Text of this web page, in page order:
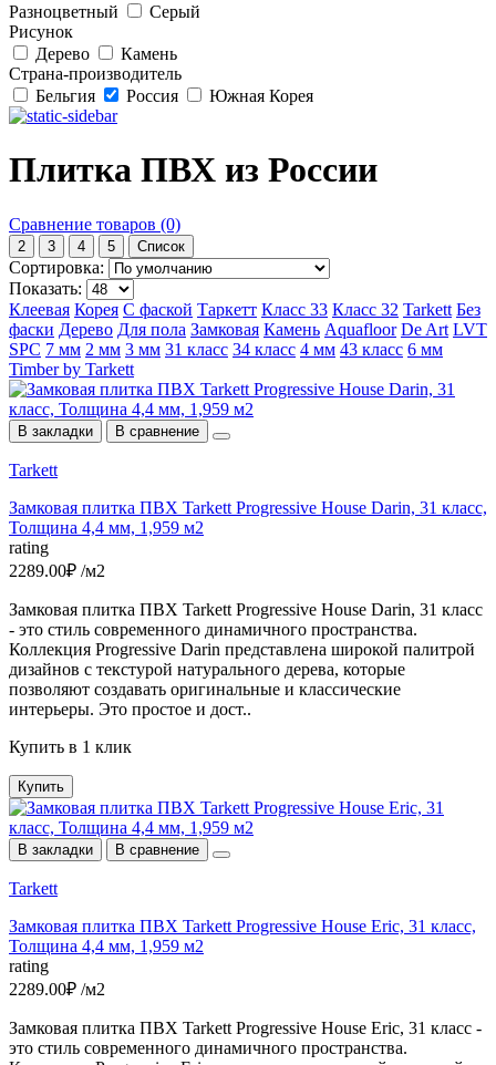
Разноцветный
Серый
Рисунок
Дерево
Камень
Страна-производитель
Бельгия
Россия Южная Корея
Плитка ПВХ из России
Сравнение товаров (0)
2 3 4 5 Список
Сортировка:
Показать:
Клеевая Корея С фаской Таркетт Класс 33 Класс 32 Tarkett Без
фаски Дерево Для пола Замковая Камень Aquafloor De Art LVT
SPC 7 мм 2 мм 3 мм 31 класс 34 класс 4 мм 43 класс 6 мм
Timber by Tarkett
В закладки В сравнение
Tarkett
Замковая плитка ПВХ Tarkett Progressive House Darin, 31 класс,
Толщина 4,4 мм, 1,959 м2
rating
2289.00₽ /м2
Замковая плитка ПВХ Tarkett Progressive House Darin, 31 класс
- это стиль современного динамичного пространства.
Коллекция Progressive Darin представлена широкой палитрой
дизайнов c текстурой натурального дерева, которые
позволяют создавать оригинальные и классические
интерьеры. Это простое и дост..
Купить в 1 клик
Купить
В закладки В сравнение
Tarkett
Замковая плитка ПВХ Tarkett Progressive House Eric, 31 класс,
Толщина 4,4 мм, 1,959 м2
rating
2289.00₽ /м2
Замковая плитка ПВХ Tarkett Progressive House Eric, 31 класс -
это стиль современного динамичного пространства.